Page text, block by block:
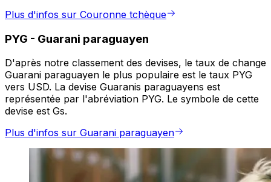
Plus d'infos sur Couronne tchèque
PYG - Guarani paraguayen
D'après notre classement des devises, le taux de change
Guarani paraguayen le plus populaire est le taux PYG
vers USD. La devise Guaranis paraguayens est
représentée par l'abréviation PYG. Le symbole de cette
devise est Gs.
Plus d'infos sur Guarani paraguayen